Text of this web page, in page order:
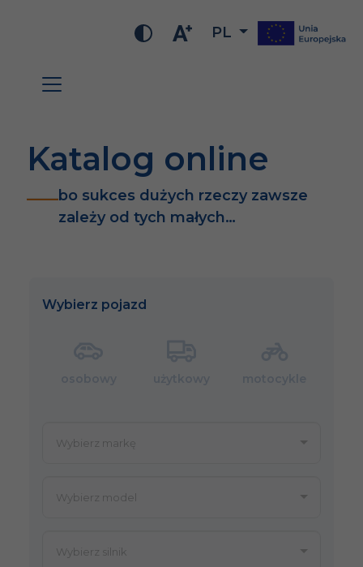
PL
Katalog online
bo sukces dużych rzeczy zawsze
zależy od tych małych…
Wybierz pojazd